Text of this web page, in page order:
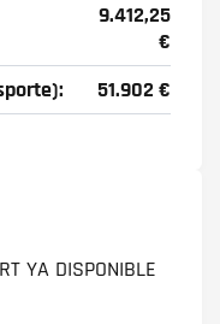
9.412,25
€
51.902 €
YA DISPONIBLE